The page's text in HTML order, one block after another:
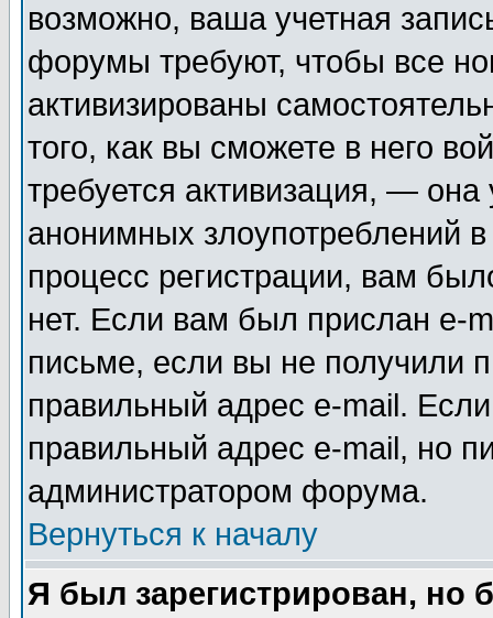
возможно, ваша учетная
форумы требуют, чтобы все
активизированы
того, как вы сможете в него
требуется активизация, —
анонимных злоупотреблений
процесс регистрации, вам
нет. Если вам был прислан e-
письме, если вы не получили
правильный адрес e-mail.
правильный адрес e-mail, но
администратором форума.
Вернуться к началу
Я был зарегистрирован, но